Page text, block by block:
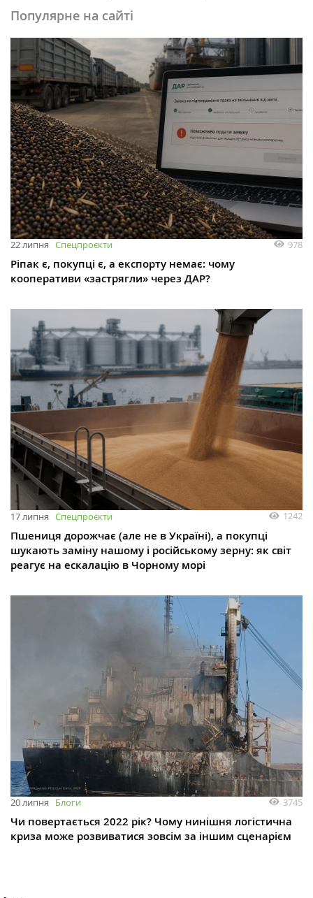
Популярне на сайті
22 липня Спецпроєкти 978
Ріпак є, покупці є, а експорту немає: чому
кооперативи «застрягли» через ДАР?
17 липня Спецпроєкти 1242
Пшениця дорожчає (але не в Україні), а покупці
шукають заміну нашому і російському зерну: як світ
реагує на ескалацію в Чорному морі
20 липня Блоги 3745
Чи повертається 2022 рік? Чому нинішня логістична
криза може розвиватися зовсім за іншим сценарієм